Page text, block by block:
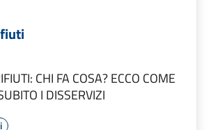
CHI FA COSA? ECCO COME
I DISSERVIZI